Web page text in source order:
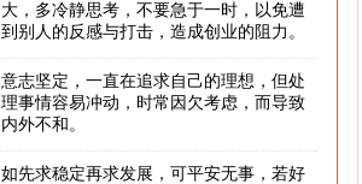
大，多冷静思考，不要急于一时，以免遭
到别人的反感与打击，造成创业的阻力。
意志坚定，一直在追求自己的理想，但处
理事情容易冲动，时常因欠考虑，而导致
内外不和。
如先求稳定再求发展，可平安无事，若好